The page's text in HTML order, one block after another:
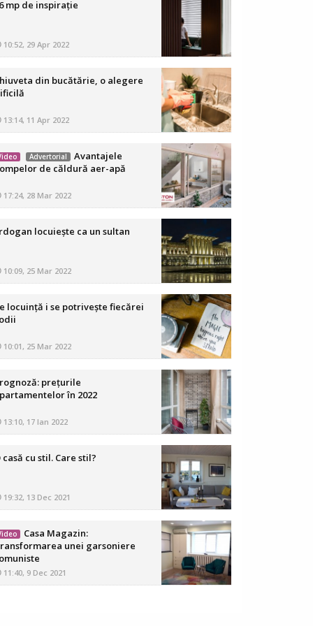
mp de inspirație
10:52, 29 Apr 2022
din bucătărie, o alegere
13:14, 11 Apr 2022
Advertorial
Avantajele
de căldură aer-apă
17:24, 28 Mar 2022
locuiește ca un sultan
10:09, 25 Mar 2022
locuință i se potrivește fiecărei
10:01, 25 Mar 2022
prețurile
în 2022
13:10, 17 Ian 2022
casă cu stil. Care stil?
19:32, 13 Dec 2021
Casa Magazin:
unei garsoniere
11:40, 9 Dec 2021